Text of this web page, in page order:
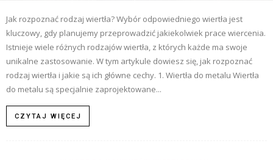
Jak rozpoznać rodzaj wiertła? Wybór odpowiedniego wiertła jest
kluczowy, gdy planujemy przeprowadzić jakiekolwiek prace wiercenia.
Istnieje wiele różnych rodzajów wiertła, z których każde ma swoje
unikalne zastosowanie. W tym artykule dowiesz się, jak rozpoznać
rodzaj wiertła i jakie są ich główne cechy. 1. Wiertła do metalu Wiertła
do metalu są specjalnie zaprojektowane...
CZYTAJ WIĘCEJ